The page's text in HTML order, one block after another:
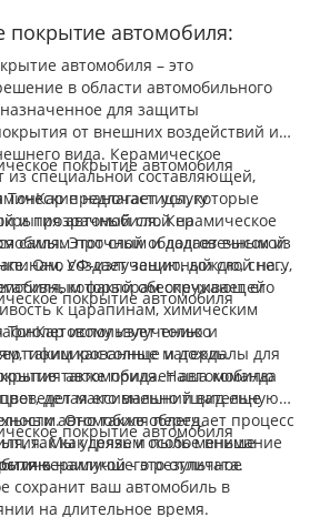
покрытие автомобиля:
автомобиля – это
в области автомобильного
для защиты
от внешних воздействий и
вида. Керамическое
из специальной составляющей,
наночастицы, которые
и прозрачный слой на
Этот слой обладает высокой
УФ-излучению, дождю, снегу,
факторам окружающей
предлагает услугу
автомобиля. Керамическое
самым прочным и долговечным из
Оно создает защитный слой на
который обеспечивает его
к царапинам, химическим
излучению и
таким как солнце и дождь.
также придает автомобилю
делая его внешний вид еще
Оно также облегчает процесс
так как грязь и пыль меньше
ТонКар использует только
материалы для
автомобиля. Наша команда
максимально тщательную
автомобиля перед
Мы уделяем особое внимание
наилучшего результата.
керамикой - это отличное
сохранит ваш автомобиль в
на длительное время.